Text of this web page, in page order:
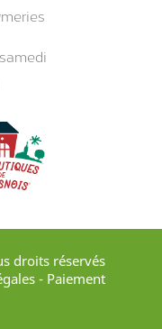
droits réservés
- Paiement